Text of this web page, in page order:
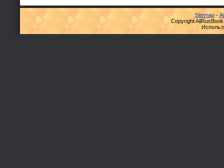
Sitemap-
Copyright